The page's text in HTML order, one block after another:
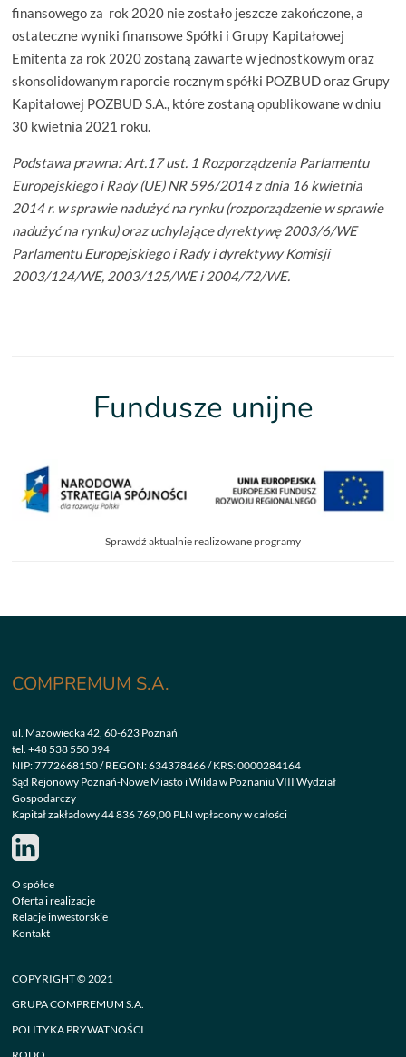
finansowego za rok 2020 nie zostało jeszcze zakończone, a
ostateczne wyniki finansowe Spółki i Grupy Kapitałowej
Emitenta za rok 2020 zostaną zawarte w jednostkowym oraz
skonsolidowanym raporcie rocznym spółki POZBUD oraz Grupy
Kapitałowej POZBUD S.A., które zostaną opublikowane w dniu
30 kwietnia 2021 roku.
Podstawa prawna: Art.17 ust. 1 Rozporządzenia Parlamentu
Europejskiego i Rady (UE) NR 596/2014 z dnia 16 kwietnia
2014 r. w sprawie nadużyć na rynku (rozporządzenie w sprawie
nadużyć na rynku) oraz uchylające dyrektywę 2003/6/WE
Parlamentu Europejskiego i Rady i dyrektywy Komisji
2003/124/WE, 2003/125/WE i 2004/72/WE.
Fundusze unijne
Sprawdź aktualnie realizowane programy
COMPREMUM S.A.
ul. Mazowiecka 42, 60-623 Poznań
tel.+48 538 550 394
NIP: 7772668150 / REGON: 634378466 / KRS: 0000284164
Sąd Rejonowy Poznań-Nowe Miasto i Wilda w Poznaniu VIII Wydział
Gospodarczy
Kapitał zakładowy 44 836 769,00 PLN wpłacony w całości
O spółce
Oferta i realizacje
Relacje inwestorskie
Kontakt
COPYRIGHT © 2021
GRUPA COMPREMUM S.A.
POLITYKA PRYWATNOŚCI